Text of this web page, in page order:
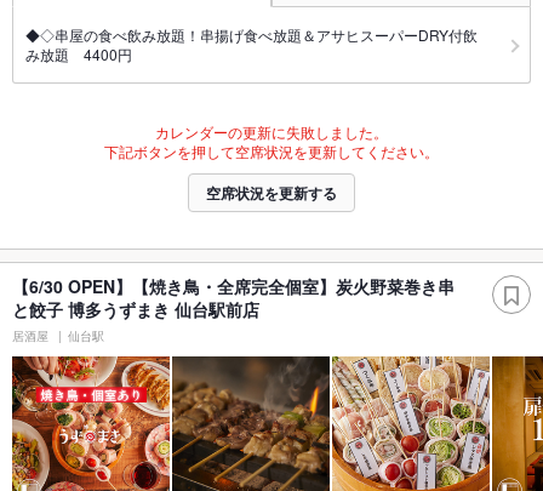
◆◇串屋の食べ飲み放題！串揚げ食べ放題＆アサヒスーパーDRY付飲
み放題 4400円
カレンダーの更新に失敗しました。
下記ボタンを押して空席状況を更新してください。
空席状況を更新する
【6/30 OPEN】【焼き鳥・全席完全個室】炭火野菜巻き串
と餃子 博多うずまき 仙台駅前店
居酒屋 仙台駅